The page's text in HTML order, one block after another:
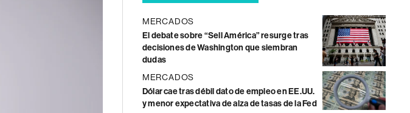
MERCADOS
El debate sobre “Sell América” resurge tras
decisiones de Washington que siembran
dudas
MERCADOS
Dólar cae tras débil dato de empleo en EE.UU.
y menor expectativa de alza de tasas de la Fed